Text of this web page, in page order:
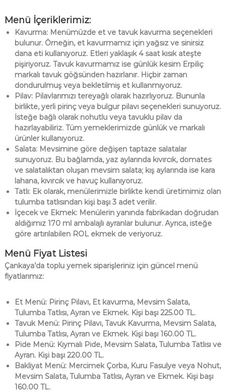
Menü İçeriklerimiz:
Kavurma: Menümüzde et ve tavuk kavurma seçenekleri
bulunur. Örneğin, et kavurmamız için yağsız ve sinirsiz
dana eti kullanıyoruz. Etleri yaklaşık 4 saat kısık ateşte
pişiriyoruz. Tavuk kavurmamız ise günlük kesim Erpiliç
markalı tavuk göğsünden hazırlanır. Hiçbir zaman
dondurulmuş veya bekletilmiş et kullanmıyoruz.
Pilav: Pilavlarımızı tereyağlı olarak hazırlıyoruz. Bununla
birlikte, yerli pirinç veya bulgur pilavı seçenekleri sunuyoruz.
İsteğe bağlı olarak nohutlu veya tavuklu pilav da
hazırlayabiliriz. Tüm yemeklerimizde günlük ve markalı
ürünler kullanıyoruz.
Salata: Mevsimine göre değişen taptaze salatalar
sunuyoruz. Bu bağlamda, yaz aylarında kıvırcık, domates
ve salatalıktan oluşan mevsim salata; kış aylarında ise kara
lahana, kıvırcık ve havuç kullanıyoruz.
Tatlı: Ek olarak, menülerimizle birlikte kendi üretimimiz olan
tulumba tatlısından kişi başı 3 adet verilir.
İçecek ve Ekmek: Menülerin yanında fabrikadan doğrudan
aldığımız 170 ml ambalajlı ayranlar bulunur. Ayrıca, isteğe
göre artırılabilen ROL ekmek de veriyoruz.
Menü Fiyat Listesi
Çankaya’da toplu yemek siparişleriniz için güncel menü
fiyatlarımız:
Et Menü: Pirinç Pilavı, Et kavurma, Mevsim Salata,
Tulumba Tatlısı, Ayran ve Ekmek. Kişi başı 225.00 TL.
Tavuk Menü: Pirinç Pilavı, Tavuk Kavurma, Mevsim Salata,
Tulumba Tatlısı, Ayran ve Ekmek. Kişi başı 160.00 TL.
Pide Menü: Kıymalı Pide, Mevsim Salata, Tulumba Tatlısı ve
Ayran. Kişi başı 220.00 TL.
Bakliyat Menü: Mercimek Çorba, Kuru Fasulye veya Nohut,
Mevsim Salata, Tulumba Tatlısı, Ayran ve Ekmek. Kişi başı
160.00 TL.